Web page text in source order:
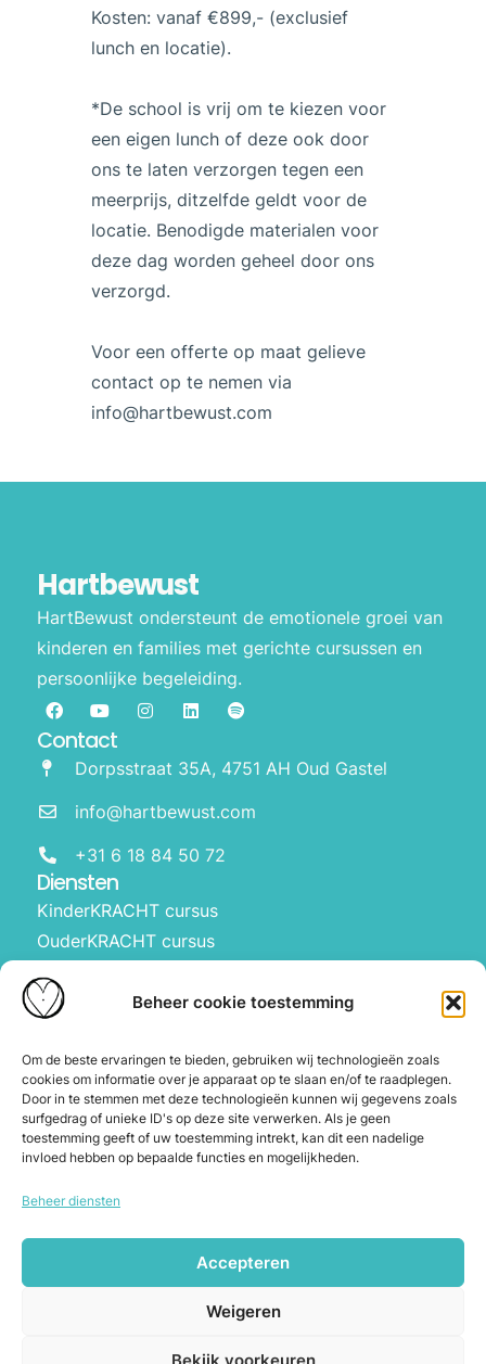
Beheer cookie toestemming
Om de beste ervaringen te bieden, gebruiken wij technologieën zoals
cookies om informatie over je apparaat op te slaan en/of te raadplegen.
Door in te stemmen met deze technologieën kunnen wij gegevens zoals
surfgedrag of unieke ID's op deze site verwerken. Als je geen
toestemming geeft of uw toestemming intrekt, kan dit een nadelige
invloed hebben op bepaalde functies en mogelijkheden.
Beheer diensten
Accepteren
Weigeren
Bekijk voorkeuren
Kosten: vanaf €899,- (exclusief
lunch en locatie).
*De school is vrij om te kiezen voor
een eigen lunch of deze ook door
ons te laten verzorgen tegen een
meerprijs, ditzelfde geldt voor de
locatie. Benodigde materialen voor
deze dag worden geheel door ons
verzorgd.
Voor een offerte op maat gelieve
contact op te nemen via
info@hartbewust.com
Hartbewust
HartBewust ondersteunt de emotionele groei van
kinderen en families met gerichte cursussen en
persoonlijke begeleiding.
Waarom Hartbewust
Over Joyce
De webshop
Blog
Herroeping en annuleren
Diensten
KinderKRACHT cursus
OuderKRACHT cursus
HartBewust op school
Manifesteren met kinderen
Contact
Dorpsstraat 35A, 4751 AH Oud Gastel
info@hartbewust.com
+31 6 18 84 50 72
rechten voorbehouden.
Algemene voorwaarden|Cookiebeleid